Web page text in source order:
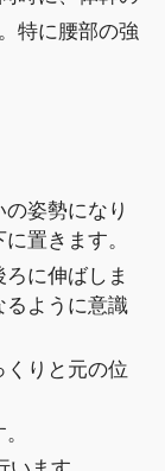
特に腰部の強
姿勢になり
置きます。
に伸ばしま
るように意識
くりと元の位